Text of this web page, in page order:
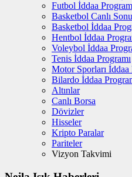
Futbol İddaa
Basketbol Canlı
Basketbol İddaa
Hentbol İddaa
Voleybol İddaa
Tenis İddaa Programı
Motor Sporları İddaa
Bilardo İddaa
Altınlar
Canlı Borsa
Dövizler
Hisseler
Kripto Paralar
Pariteler
Vizyon Takvimi